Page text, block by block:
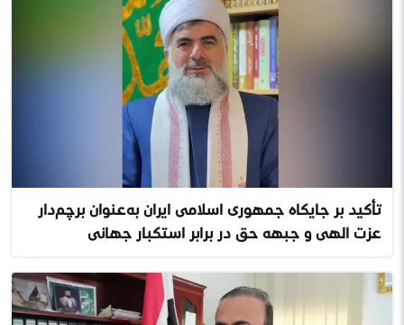
تأکید بر جایگاه جمهوری اسلامی ایران به‌عنوان پرچم‌دار
عزت الهی و جبهه حق در برابر استکبار جهانی